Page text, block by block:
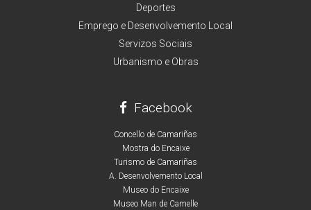
Deportes
Emprego e Desenvolvemento Local
Servizos Sociais
Urbanismo e Obras
Facebook
Concello de Camariñas
Mostra do Encaixe
Turismo de Camariñas
A. Desenvolvemento Local
Museo do Encaixe
Museo Man de Camelle